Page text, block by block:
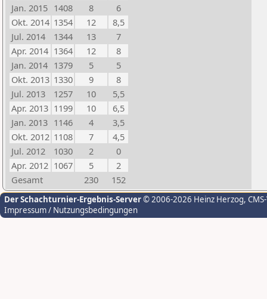
Jan. 2015 1408 8
6
Okt. 2014 1354 12
8,5
Jul. 2014
1344 13
7
Apr. 2014 1364 12
8
Jan. 2014 1379 5
5
Okt. 2013 1330 9
8
Jul. 2013
1257 10
5,5
Apr. 2013 1199 10
6,5
Jan. 2013 1146 4
3,5
Okt. 2012 1108 7
4,5
Jul. 2012
1030 2
0
Apr. 2012 1067 5
2
Gesamt
230 152
Der Schachturnier-Ergebnis-Server© 2006-2026 Heinz Herzog,
Impressum / Nutzungsbedingungen